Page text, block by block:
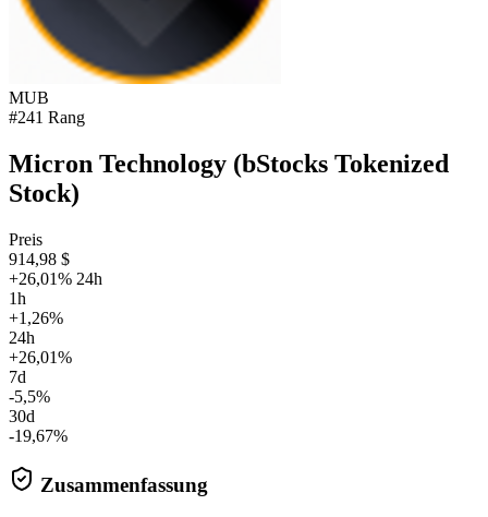
MUB
#241 Rang
Micron Technology (bStocks Tokenized
Stock)
Preis
914,98 $
+26,01% 24h
1h
+1,26%
24h
+26,01%
7d
-5,5%
30d
-19,67%
Zusammenfassung